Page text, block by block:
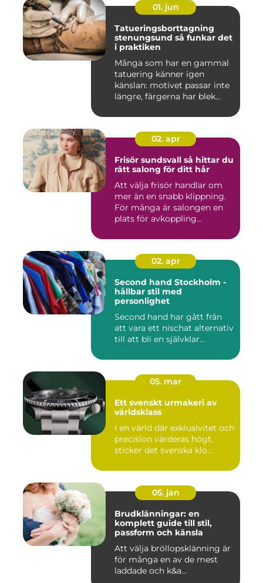
01. jun
Tatueringsborttagning
stenungsund så funkar det
i praktiken
Många som har en gammal
tatuering känner igen
känslan: motivet passar inte
längre, färgerna har blek...
02. apr
Frisör sundsvall så hittar du
rätt salong för ditt hår
Att välja frisör handlar om
mer än en snabb klippning.
För många är salongen en
plats för avkoppling...
02. apr
Second hand Stockholm -
hållbar stil med
personlighet
Second hand har gått från
att vara ett nischat alternativ
till att bli en självklar...
05. mar
Ett svenskt urmakeri av
världsklass
I en värld där exklusivitet och
precision värderas högt,
sticker det svenska klo...
05. jan
Brudklänningar: en
komplett guide till stil,
passform och känsla
Att välja bröllopsklänning är
för många en av de mest
laddade och k&a...